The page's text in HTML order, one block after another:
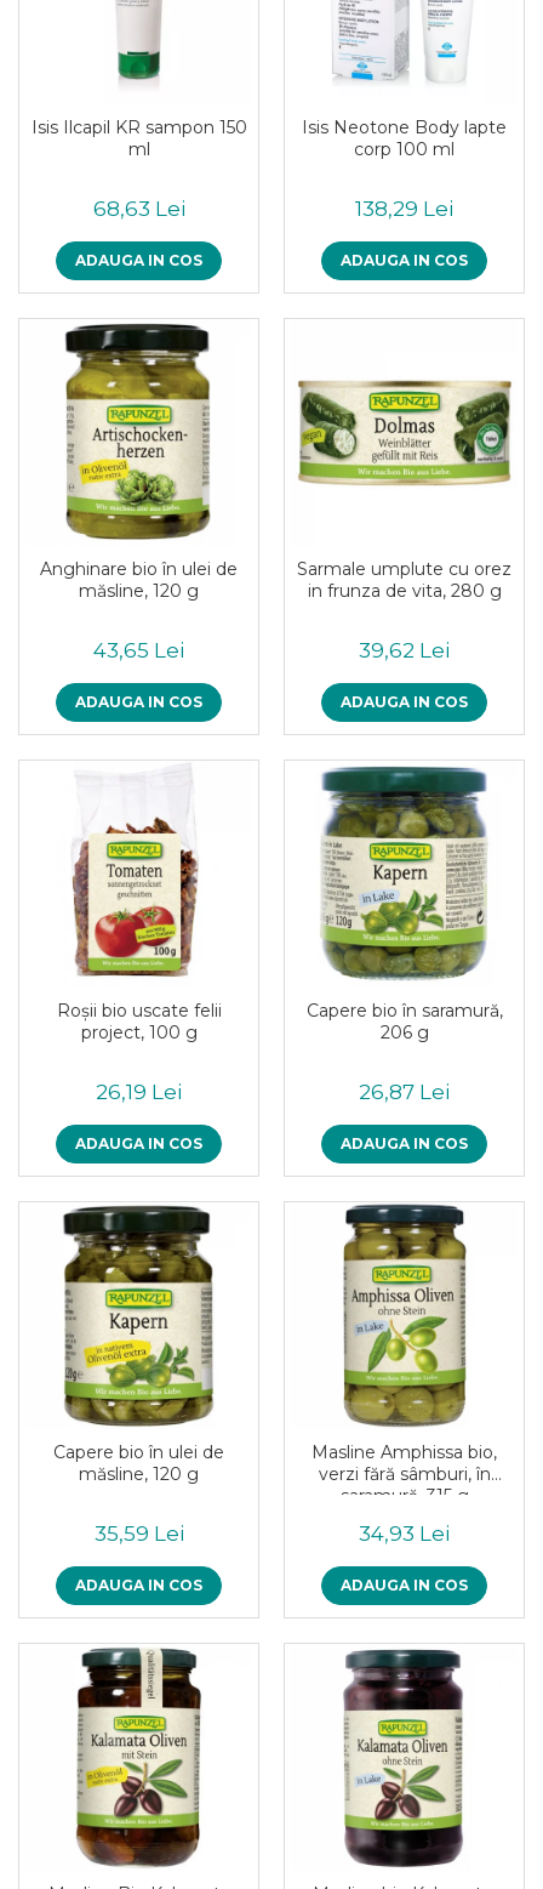
Fructe, nuci, alune si seminte
Fructe bio uscate
Nuci si alune bio
Seminte bio pentru germinat
Budinca bio
Inghetata bio si decoratiuni
Ingrediente bio pentru copt
Masline bio si antipasti
Antipasti bio
Masline bio
Pesto bio
Musli si terci
Fulgi din cereale bio
Musli bio
Terci bio
Orez bio si leguminoase
Paste si fidea
Paste bio din emmer
Paste bio din grau
Paste bio fara gluten
Paste bio integrale
Paste bio pentru copii
Paste fainoase bio
Pateu, sosuri si conserve
Conserve de peste bio
Crenvursti si pateu din carne bio
Pateu bio si creme vegetale
Produse din tomate
Ketchup bio
Sosuri bio din tomate
Lapte bio si bauturi vegetale
Sirop bio
Sucuri din fructe si legume bio
Superalimente
Pudre proteice bio
Superalimente bio
Uleiuri, grasimi si otet
Grasimi bio
Otet bio
Ulei de masline bio
Uleiuri Oxyguard
Isis Ilcapil KR sampon 150
ml
68,63 Lei
ADAUGA IN COS
Isis Neotone Body lapte
corp 100 ml
138,29 Lei
ADAUGA IN COS
Anghinare bio în ulei de
măsline, 120 g
43,65 Lei
ADAUGA IN COS
Sarmale umplute cu orez
in frunza de vita, 280 g
39,62 Lei
ADAUGA IN COS
Roşii bio uscate felii
project, 100 g
26,19 Lei
ADAUGA IN COS
Capere bio în saramură,
206 g
26,87 Lei
ADAUGA IN COS
Capere bio în ulei de
măsline, 120 g
35,59 Lei
ADAUGA IN COS
Masline Amphissa bio,
verzi fără sâmburi, în
saramură, 315 g
34,93 Lei
ADAUGA IN COS